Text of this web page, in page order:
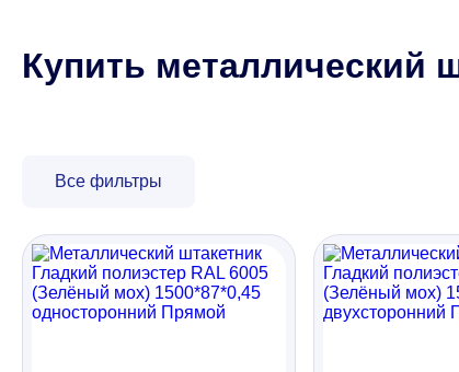
Чёрный металлопрокат
Сваи винтовые
Купить металлический
Все фильтры